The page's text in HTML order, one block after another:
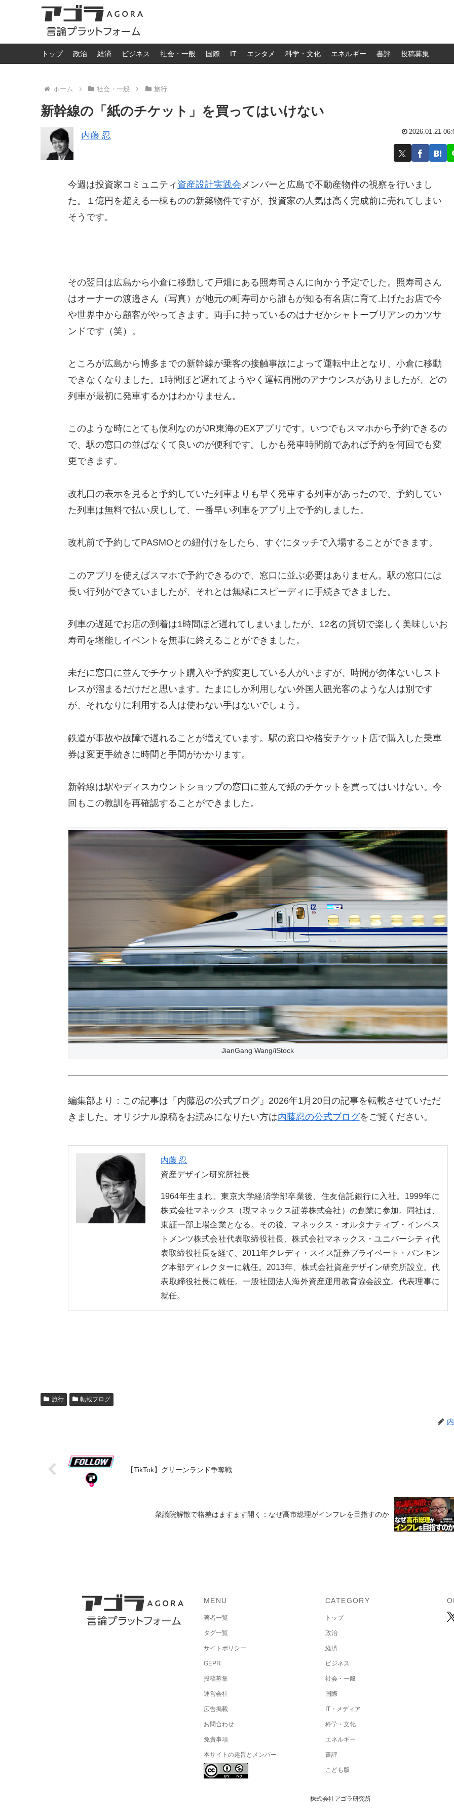
トップ 政治 経済 ビジネス 社会・一般 国際 IT エンタメ 科学・文化 エネルギー 書評 投稿募集
ホーム 社会・一般 旅行
新幹線の「紙のチケット」を買ってはいけない
内藤 忍 2026.01.21
今週は投資家コミュニティ 資産設計実践会 メンバーと広島で不動産物件の視察を行いまし
た。１億円を超える一棟ものの新築物件ですが、投資家の人気は高く完成前に売れてしまい
そうです。
その翌日は広島から小倉に移動して戸畑にある照寿司さんに向かう予定でした。照寿司さん
はオーナーの渡邉さん（写真）が地元の町寿司から誰もが知る有名店に育て上げたお店で今
や世界中から顧客がやってきます。両手に持っているのはナゼかシャトーブリアンのカツサ
ンドです（笑）。
ところが広島から博多までの新幹線が乗客の接触事故によって運転中止となり、小倉に移動
できなくなりました。1時間ほど遅れてようやく運転再開のアナウンスがありましたが、どの
列車が最初に発車するかはわかりません。
このような時にとても便利なのがJR東海のEXアプリです。いつでもスマホから予約できるの
で、駅の窓口の並ばなくて良いのが便利です。しかも発車時間前であれば予約を何回でも変
更できます。
改札口の表示を見ると予約していた列車よりも早く発車する列車があったので、予約してい
た列車は無料で払い戻しして、一番早い列車をアプリ上で予約しました。
改札前で予約してPASMOとの紐付けをしたら、すぐにタッチで入場することができます。
このアプリを使えばスマホで予約できるので、窓口に並ぶ必要はありません。駅の窓口には
長い行列ができていましたが、それとは無縁にスピーディに手続きできました。
列車の遅延でお店の到着は1時間ほど遅れてしまいましたが、12名の貸切で楽しく美味しいお
寿司を堪能しイベントを無事に終えることができました。
未だに窓口に並んでチケット購入や予約変更している人がいますが、時間が勿体ないしスト
レスが溜まるだけだと思います。たまにしか利用しない外国人観光客のような人は別です
が、それなりに利用する人は使わない手はないでしょう。
鉄道が事故や故障で遅れることが増えています。駅の窓口や格安チケット店で購入した乗車
券は変更手続きに時間と手間がかかります。
新幹線は駅やディスカウントショップの窓口に並んで紙のチケットを買ってはいけない。今
回もこの教訓を再確認することができました。
JianGang Wang/iStock
編集部より：この記事は「内藤忍の公式ブログ」2026年1月20日の記事を転載させていただ
きました。オリジナル原稿をお読みになりたい方は内藤忍の公式ブログをご覧ください。
内藤 忍
資産デザイン研究所社長
1964年生まれ。東京大学経済学部卒業後、住友信託銀行に入社。1999年に
株式会社マネックス（現マネックス証券株式会社）の創業に参加。同社は、
東証一部上場企業となる。その後、マネックス・オルタナティブ・インベス
トメンツ株式会社代表取締役社長、株式会社マネックス・ユニバーシティ代
表取締役社長を経て、2011年クレディ・スイス証券プライベート・バンキン
グ本部ディレクターに就任。2013年、株式会社資産デザイン研究所設立。代
表取締役社長に就任。一般社団法人海外資産運用教育協会設立。代表理事に
就任。
旅行 転載ブログ
【TikTok】グリーンランド争奪戦
衆議院解散で格差はますます開く：なぜ高市総理がインフレを目指すのか
MENU
著者一覧
タグ一覧
サイトポリシー
GEPR
投稿募集
運営会社
広告掲載
お問合わせ
免責事項
本サイトの趣旨とメンバー
CATEGORY
トップ
政治
経済
ビジネス
社会・一般
国際
IT・メディア
科学・文化
エネルギー
書評
こども版
株式会社アゴラ研究所